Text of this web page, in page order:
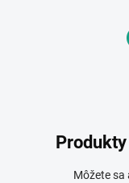
Môžete sa